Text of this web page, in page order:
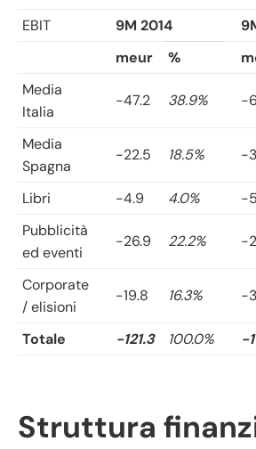
EBIT
9M 2014
meur
%
Media
Italia
-47.2 38.9% -
Media
Spagna
-22.5 18.5% -
Libri -4.9 4.0% -
Pubblicità
ed eventi
-26.9 22.2% -
Corporate
/ elisioni
-19.8 16.3% -
Totale -121.3 100.0% -
Struttura